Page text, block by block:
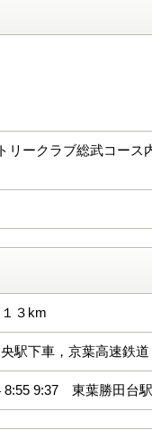
ークラブ総武コース
３km
駅下車，京葉高速鉄
8:55 9:37 東葉勝田台